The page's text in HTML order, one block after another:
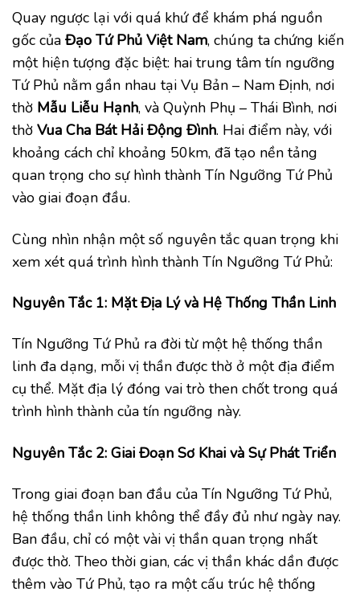
Quay ngược lại với quá khứ để khám phá nguồn
gốc của Đạo Tứ Phủ Việt Nam, chúng ta chứng kiến
một hiện tượng đặc biệt: hai trung tâm tín ngưỡng
Tứ Phủ nằm gần nhau tại Vụ Bản – Nam Định, nơi
thờ Mẫu Liễu Hạnh, và Quỳnh Phụ – Thái Bình, nơi
thờ Vua Cha Bát Hải Động Đình. Hai điểm này, với
khoảng cách chỉ khoảng 50km, đã tạo nền tảng
quan trọng cho sự hình thành Tín Ngưỡng Tứ Phủ
vào giai đoạn đầu.
Cùng nhìn nhận một số nguyên tắc quan trọng khi
xem xét quá trình hình thành Tín Ngưỡng Tứ Phủ:
Nguyên Tắc 1: Mặt Địa Lý và Hệ Thống Thần Linh
Tín Ngưỡng Tứ Phủ ra đời từ một hệ thống thần
linh đa dạng, mỗi vị thần được thờ ở một địa điểm
cụ thể. Mặt địa lý đóng vai trò then chốt trong quá
trình hình thành của tín ngưỡng này.
Nguyên Tắc 2: Giai Đoạn Sơ Khai và Sự Phát Triển
Trong giai đoạn ban đầu của Tín Ngưỡng Tứ Phủ,
hệ thống thần linh không thể đầy đủ như ngày nay.
Ban đầu, chỉ có một vài vị thần quan trọng nhất
được thờ. Theo thời gian, các vị thần khác dần được
thêm vào Tứ Phủ, tạo ra một cấu trúc hệ thống